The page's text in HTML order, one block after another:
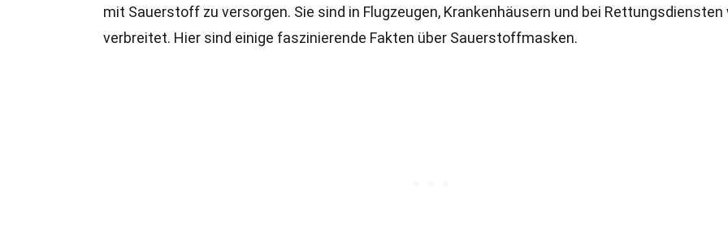
mit Sauerstoff zu versorgen. Sie sind in Flugzeugen, Krankenhäusern und bei
verbreitet. Hier sind einige faszinierende Fakten über Sauerstoffmasken.